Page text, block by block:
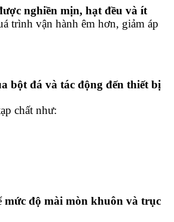
nghiền mịn, hạt đều và ít
trình vận hành êm hơn, giảm áp
bột đá và tác động đến thiết bị
chất như:
mức độ mài mòn khuôn và trục